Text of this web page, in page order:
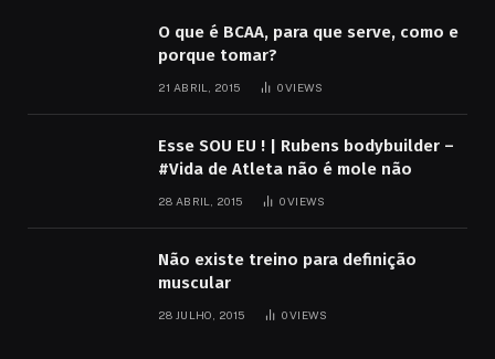
O que é BCAA, para que serve, como e
porque tomar?
21 ABRIL, 2015 0VIEWS
Esse SOU EU ! | Rubens bodybuilder –
#Vida de Atleta não é mole não
28 ABRIL, 2015 0VIEWS
Não existe treino para definição
muscular
28 JULHO, 2015 0VIEWS